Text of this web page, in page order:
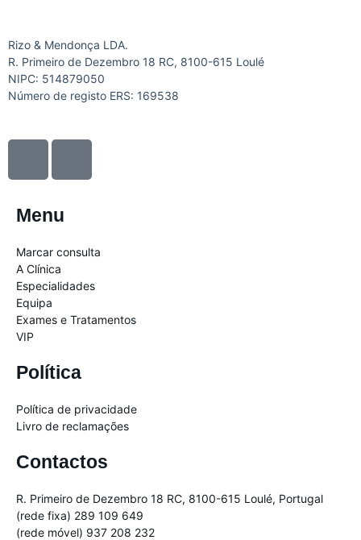
Rizo & Mendonça LDA.
R. Primeiro de Dezembro 18 RC, 8100-615 Loulé
NIPC: 514879050
Número de registo ERS: 169538
n
-
f
a
c
e
b
o
i
s
t
a
r
m
-
Menu
Marcar consulta
A Clínica
Especialidades
Equipa
Exames e Tratamentos
VIP
Política
Política de privacidade
Livro de reclamações
Contactos
R. Primeiro de Dezembro 18 RC, 8100-615 Loulé, Portugal
(rede fixa) 289 109 649
(rede móvel) 937 208 232